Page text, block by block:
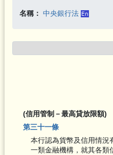
名稱： 中央銀行法
(信用管制－最高貸放限額)
第三十一條
本行認為貨幣及信用情況
一類金融機構，就其各類